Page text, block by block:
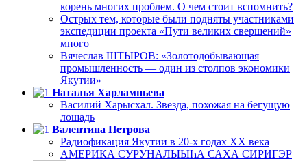
корень многих проблем. О чем стоит вспомнить?
Острых тем, которые были подняты участниками
экспедиции проекта «Пути великих свершений»
много
Вячеслав ШТЫРОВ: «Золотодобывающая
промышленность — один из столпов экономики
Якутии»
Наталья Харлампьева
Василий Харысхал. Звезда, похожая на бегущую
лошадь
Валентина Петрова
Радиофикация Якутии в 20-х годах ХХ века
АМЕРИКА СУРУНАЛЫЫҺА САХА СИРИГЭР